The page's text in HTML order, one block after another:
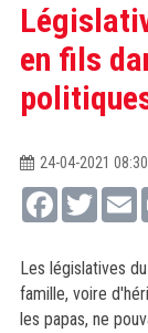
en fils
24-04-2021 08:30
FacebookTwitter
Les législatives
famille, voire
les papas, ne